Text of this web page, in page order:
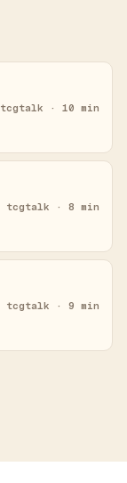
tcgtalk · 10 min
tcgtalk · 8 min
tcgtalk · 9 min